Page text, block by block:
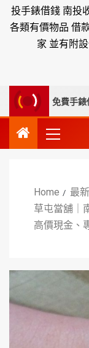
投手錶借錢 南投
各類有價物品 借
家 並有附
手錶估價鑑定、高
Home
最
草屯當舖｜
高價現金、